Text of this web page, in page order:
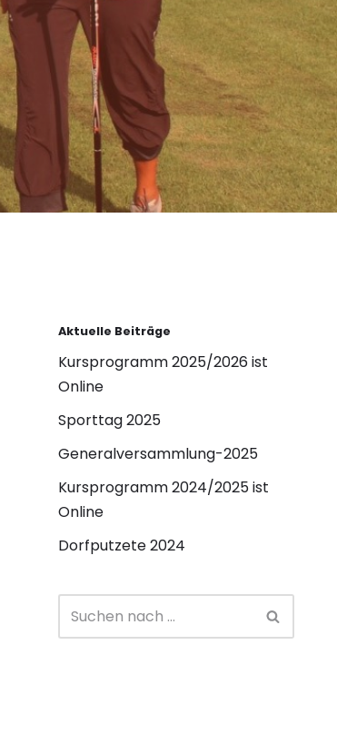
Aktuelle Beiträge
Kursprogramm 2025/2026 ist
Online
Sporttag 2025
Generalversammlung-2025
Kursprogramm 2024/2025 ist
Online
Dorfputzete 2024